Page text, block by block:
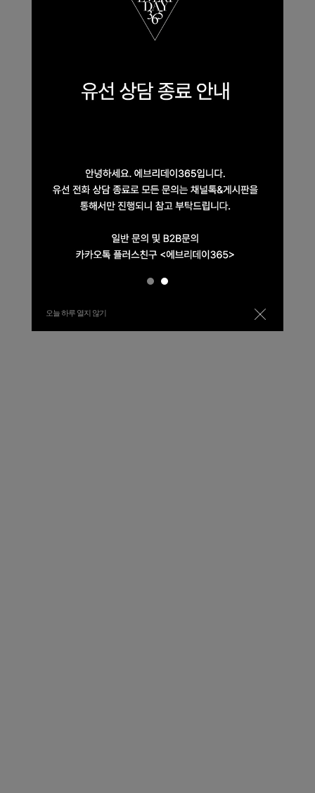
오늘 하루 열지 않기